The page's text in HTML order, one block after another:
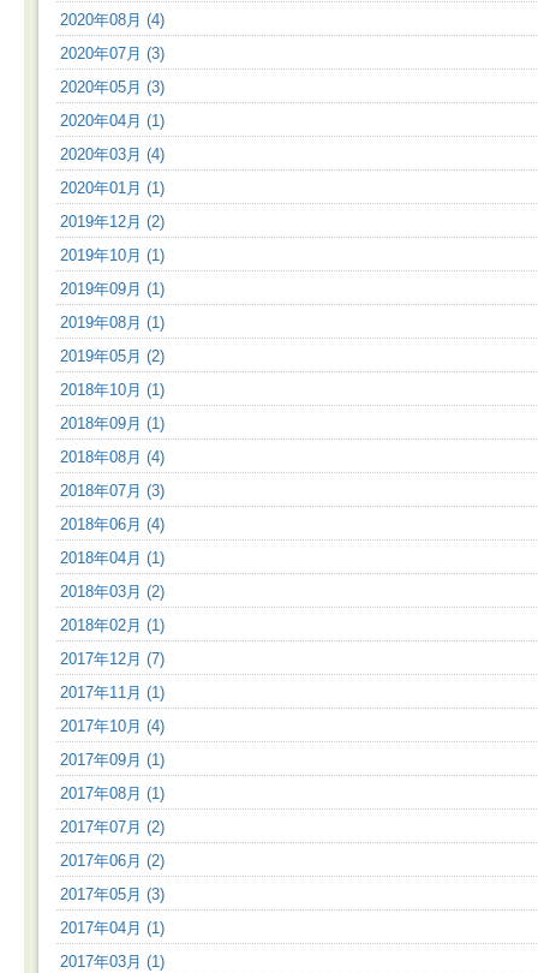
2020年08月 (4)
2020年07月 (3)
2020年05月 (3)
2020年04月 (1)
2020年03月 (4)
2020年01月 (1)
2019年12月 (2)
2019年10月 (1)
2019年09月 (1)
2019年08月 (1)
2019年05月 (2)
2018年10月 (1)
2018年09月 (1)
2018年08月 (4)
2018年07月 (3)
2018年06月 (4)
2018年04月 (1)
2018年03月 (2)
2018年02月 (1)
2017年12月 (7)
2017年11月 (1)
2017年10月 (4)
2017年09月 (1)
2017年08月 (1)
2017年07月 (2)
2017年06月 (2)
2017年05月 (3)
2017年04月 (1)
2017年03月 (1)